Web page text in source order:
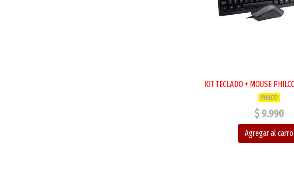
PHILCO
$ 9.990
Agregar al carro